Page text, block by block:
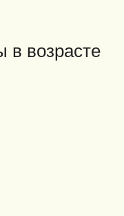
в возрасте